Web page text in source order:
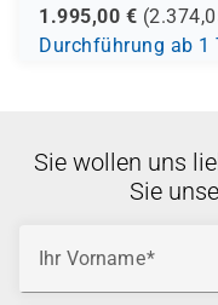
1.995,00 € (
Durchführung ab 1
Sie wollen uns
Sie
Ihr Vorname